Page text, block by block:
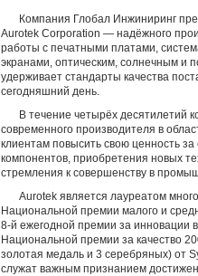
Компания Глобал Инжиниринг
Aurotek Corporation — надёжного
работы с печатными платами,
экранами, оптическим, солнечным и
удерживает стандарты качества
сегодняшний день.
В течение четырёх десятилетий
современного производителя в
клиентам повысить свою ценность
компонентов, приобретения новых
стремления к совершенству в
Aurotek является лауреатом
Национальной премии малого и
8-й ежегодной премии за инновации
Национальной премии за качество
золотая медаль и 3 серебряных) от
служат важным признанием